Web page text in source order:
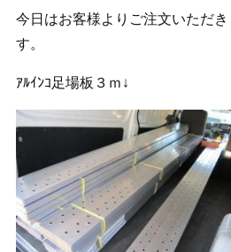
今日はお客様よりご注文いただ
す。
ｱﾙｲﾝｺ足場板３ｍ↓